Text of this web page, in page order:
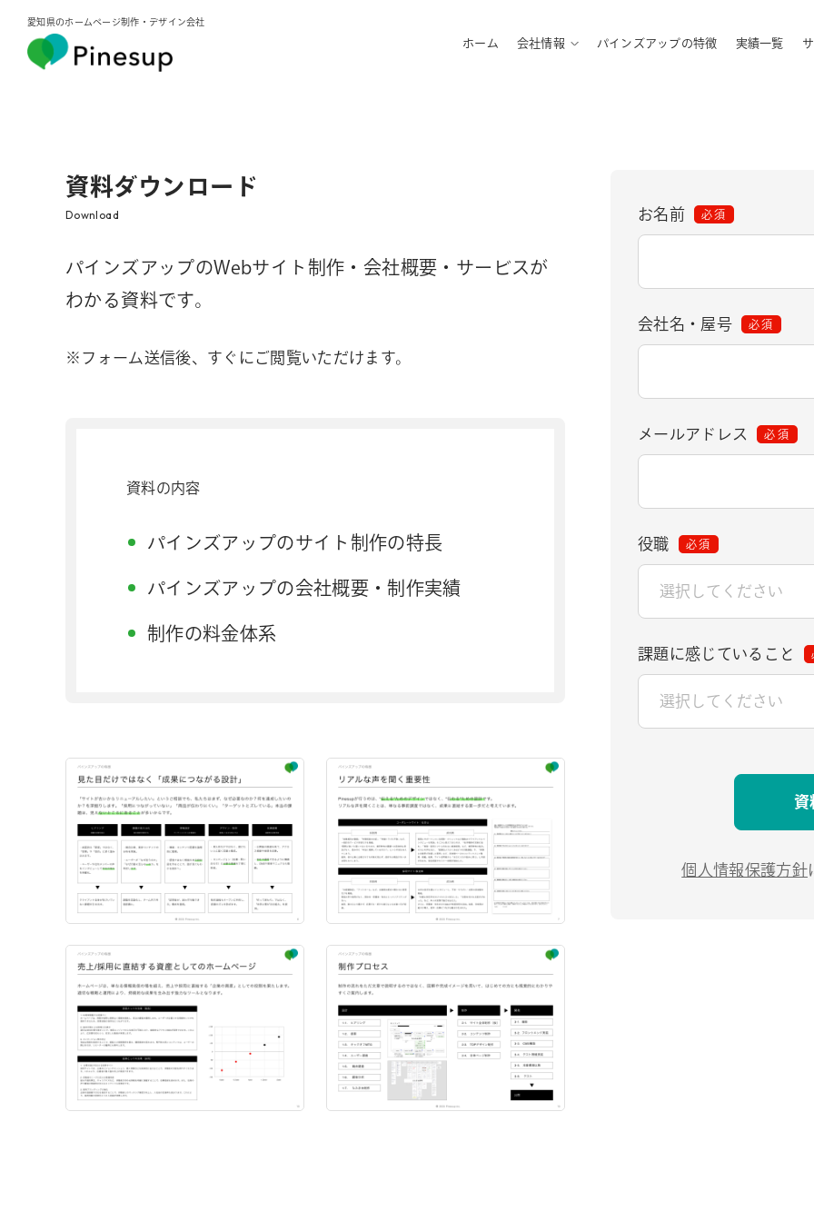
愛知県のホームページ制作・デザイン会社
ホーム 会社情報 パインズアップの特徴 実績一覧
資料ダウンロード
Download
パインズアップのWebサイト制作・会社概要・サービスが
わかる資料です。
※フォーム送信後、すぐにご閲覧いただけます。
資料の内容
パインズアップのサイト制作の特長
パインズアップの会社概要・制作実績
制作の料金体系
お名前 必須
会社名・屋号 必須
メールアドレス 必須
役職 必須
課題に感じていること
個人情報保護方針